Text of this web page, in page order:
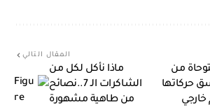
من
حركاتها
المقال التالي
ماذا نأكل لكل من
الشاكرات الـ 7..نصائح
من طاهية مشهورة